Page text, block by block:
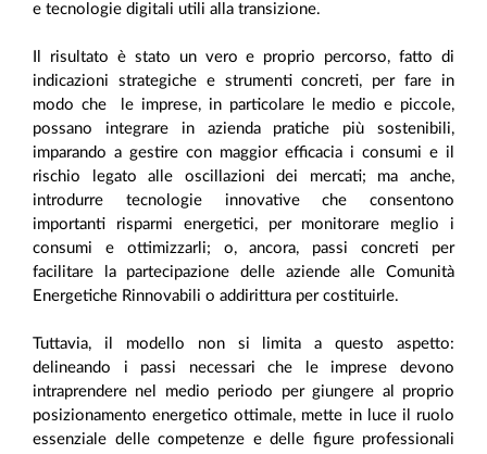
e tecnologie digitali utili alla transizione.
Il risultato è stato un vero e proprio percorso, fatto di
indicazioni strategiche e strumenti concreti, per fare in
modo che le imprese, in particolare le medio e piccole,
possano integrare in azienda pratiche più sostenibili,
imparando a gestire con maggior efficacia i consumi e il
rischio legato alle oscillazioni dei mercati; ma anche,
introdurre tecnologie innovative che consentono
importanti risparmi energetici, per monitorare meglio i
consumi e ottimizzarli; o, ancora, passi concreti per
facilitare la partecipazione delle aziende alle Comunità
Energetiche Rinnovabili o addirittura per costituirle.
Tuttavia, il modello non si limita a questo aspetto:
delineando i passi necessari che le imprese devono
intraprendere nel medio periodo per giungere al proprio
posizionamento energetico ottimale, mette in luce il ruolo
essenziale delle competenze e delle figure professionali